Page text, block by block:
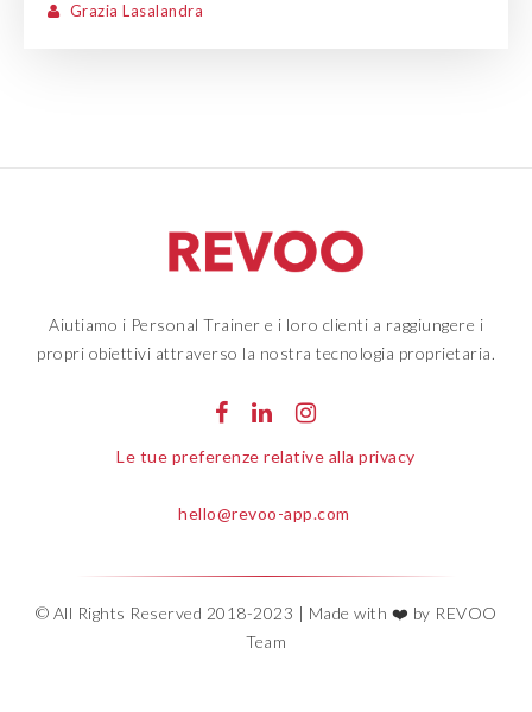
Grazia Lasalandra
Aiutiamo i Personal Trainer e i loro clienti a raggiungere i
propri obiettivi attraverso la nostra tecnologia proprietaria.
Le tue preferenze relative alla privacy
hello@revoo-app.com
© All Rights Reserved 2018-2023 | Made with ❤️ by REVOO
Team